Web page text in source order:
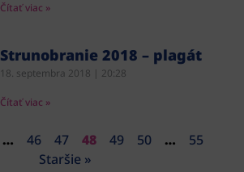
Čítať viac »
Strunobranie 2018 – plagát
18. septembra 2018 20:28
Čítať viac »
… 46 47 48 49 50 …
55
Staršie »